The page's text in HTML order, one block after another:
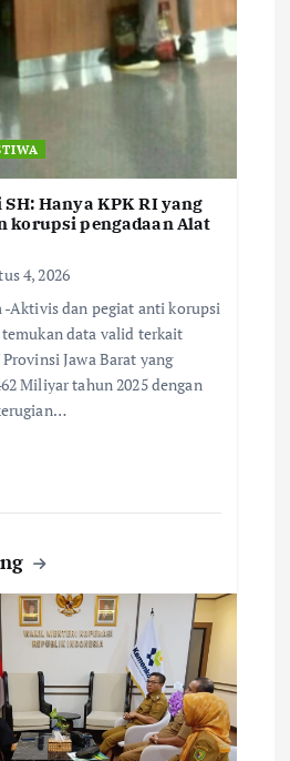
Hanya KPK RI yang
korupsi pengadaan Alat
4, 2026
-Aktivis dan pegiat anti korupsi
data valid terkait
Jawa Barat yang
Miliyar tahun 2025 dengan